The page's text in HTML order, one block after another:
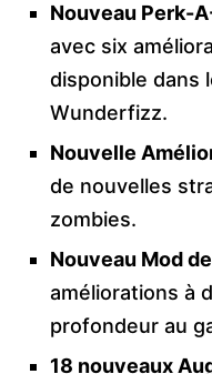
Nouveau Perk-
avec six
disponible dans
Wunderfizz.
Nouvelle
de nouvelles
zombies.
Nouveau Mod
améliorations à
profondeur au
18 nouveaux